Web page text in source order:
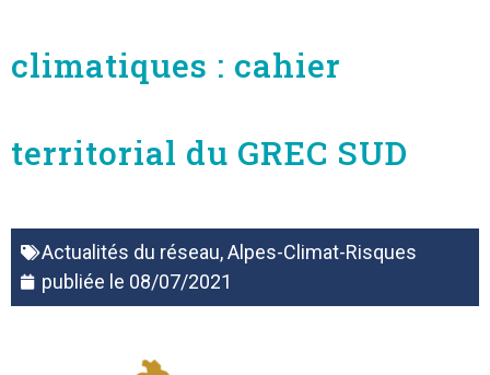
climatiques : cahier
territorial du GREC SUD
Actualités du réseau,Alpes-Climat-Risques
publiée le 08/07/2021